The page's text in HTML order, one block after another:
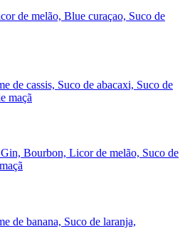
de melão, Blue curaçao, Suco de
de cassis, Suco de abacaxi, Suco de
maçã
Bourbon, Licor de melão, Suco de
de banana, Suco de laranja,